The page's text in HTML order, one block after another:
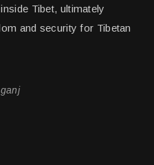
Tibet, ultimately
and security for Tibetan